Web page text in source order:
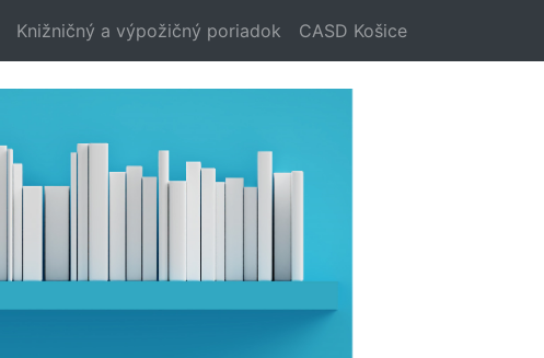
Knižničný a výpožičný poriadok CASD Košice